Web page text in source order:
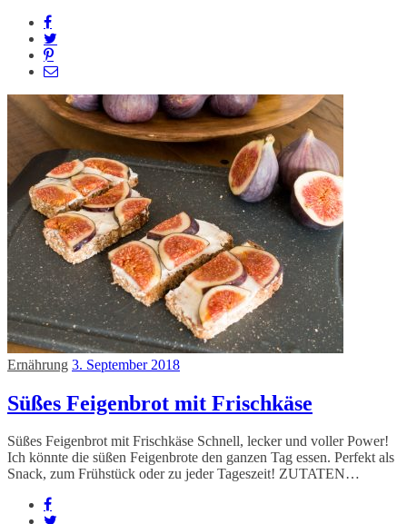
Ernährung 3. September 2018
Süßes Feigenbrot mit Frischkäse
Süßes Feigenbrot mit Frischkäse Schnell, lecker und voller Power!
Ich könnte die süßen Feigenbrote den ganzen Tag essen. Perfekt als
Snack, zum Frühstück oder zu jeder Tageszeit! ZUTATEN…